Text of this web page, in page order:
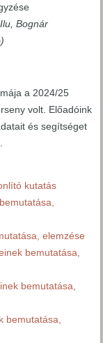
Bognár
a 2024/25
volt. Előadóink
és segítséget
kutatás
elemzése
bemutatása,
bemutatása,
bemutatása,